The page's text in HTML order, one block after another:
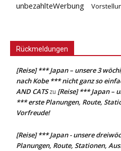
unbezahlteWerbung
Rückmeldungen
[Reise] *** Japan – unsere 3
nach Kobe *** nicht ganz so
AND CATSzu [Reise] *** Japan –
*** erste Planungen, Route,
Vorfreude!
[Reise] *** Japan - unsere
Planungen, Route, Stationen,